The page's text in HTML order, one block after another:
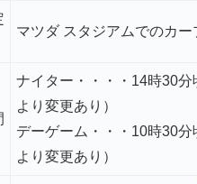
マツダ スタジアムでのカー
ナイター・・・・14時30
より変更あり）
デーゲーム・・・10時30
より変更あり）